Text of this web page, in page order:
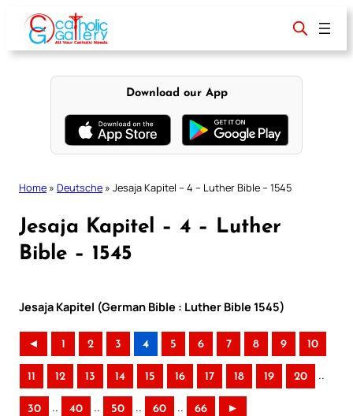
content
Download our App
Home » Deutsche » Jesaja Kapitel – 4 – Luther Bible – 1545
Jesaja Kapitel – 4 – Luther
Bible – 1545
Jesaja Kapitel (German Bible : Luther Bible 1545)
◄ 1 2 3 4 5 6 7 8 9 10
11 12 13 14 15 16 17 18 19 20 ..
30 .. 40 .. 50 .. 60 .. 66 ►